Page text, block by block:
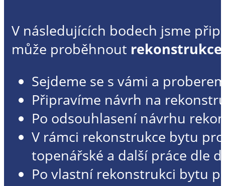
V následujících bodech jsme
může proběhnout
Sejdeme se s vámi a
Připravíme návrh na
Po odsouhlasení návrhu
V rámci rekonstrukce bytu
topenářské a další práce dle
Po vlastní rekonstrukci bytu